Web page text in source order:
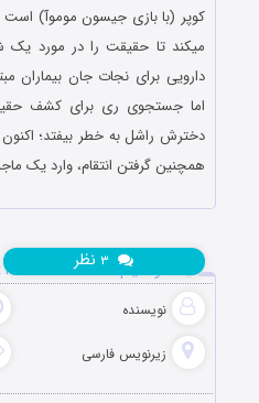
کوپر (با بازی جیسون موموآ)
میکند تا حقیقت را در مورد یک
دارویی برای نجات جان بیماران
اما جستجوی ری برای کشف
دخترش راشل به خطر بیفتد؛
همچنین گرفتن انتقام، وارد یک
دانلود فیلم Fear Street Part 2: 1978 2021
نویسنده
زیرنویس فارسی
نظر